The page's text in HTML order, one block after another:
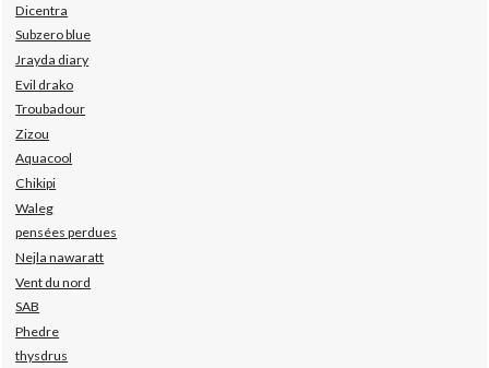
Dicentra
Subzero blue
Jrayda diary
Evil drako
Troubadour
Zizou
Aquacool
Chikipi
Waleg
pensées perdues
Nejla nawaratt
Vent du nord
SAB
Phedre
thysdrus